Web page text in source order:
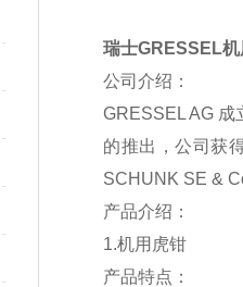
瑞士GRESSEL
公司介绍：
GRESSEL AG
的推出，公司获
SCHUNK SE &
产品介绍：
1.机用虎钳
产品特点：